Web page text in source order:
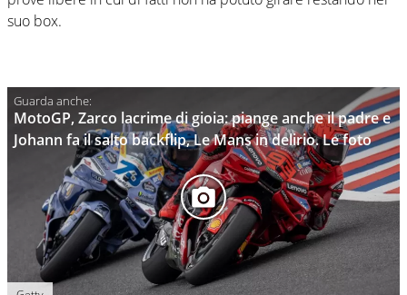
suo box.
MotoGP, Zarco lacrime di gioia: piange anche il padre e
Johann fa il salto backflip, Le Mans in delirio. Le foto